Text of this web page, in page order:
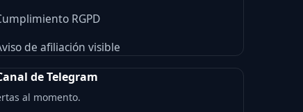
RGPD
de afiliación visible
de Telegram
al momento.